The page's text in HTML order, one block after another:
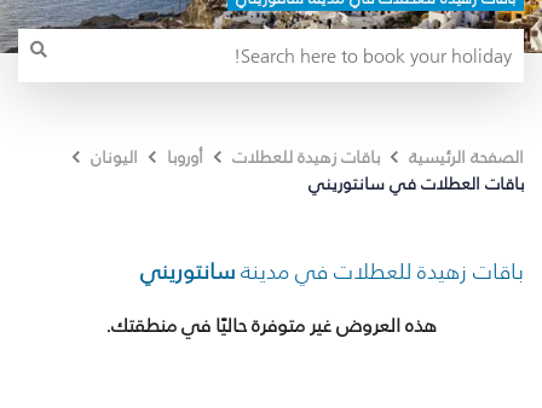
الصفحة الرئيسية باقات زهيدة للعطلات أوروبا
اليونان
باقات العطلات في سانتوريني
باقات زهيدة للعطلات في مدينةسانتوريني
هذه العروض غير متوفرة حاليًا في منطقتك.